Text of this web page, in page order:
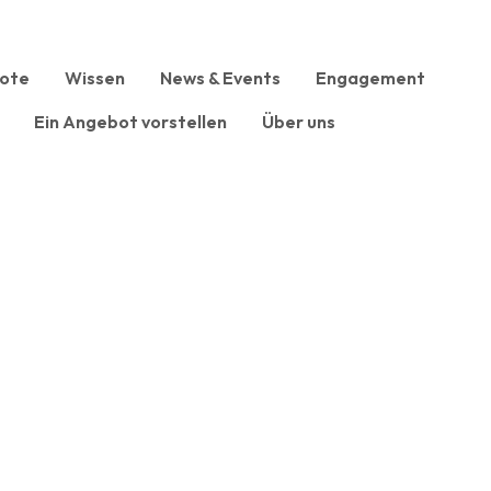
Wissen News & Events
Engagement
Ein Angebot vorstellen
Über uns